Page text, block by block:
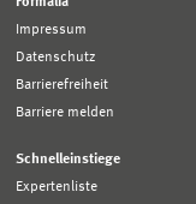
Impressum
Datenschutz
Barrierefreiheit
Barriere melden
Schnelleinstiege
Expertenliste